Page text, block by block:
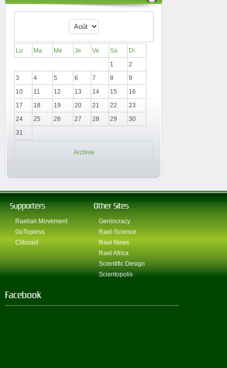
Lu Ma Me Je Ve Sa
Di
1
2
3
4 5 6 7 8
9
10
11 12 13 14 15
16
17
18 19 20 21 22
23
24
25 26 27 28 29
30
31
Archive
Supporters
Raelian Movement
GoTopless
Clitoraid
Other Sites
Geniocracy
Rael-Science
Rael News
Rael Africa
Scientific Design
Scientopolis
Facebook